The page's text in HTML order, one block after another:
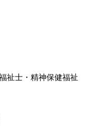
祉士・精神保健福祉